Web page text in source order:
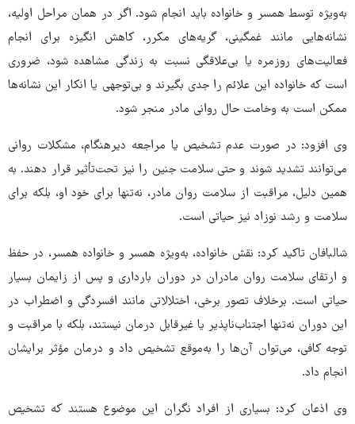
به‌ویژه توسط همسر و خانواده باید انجام شود. اگر در همان مراحل اولیه،
نشانه‌هایی مانند غمگینی، گریه‌های مکرر، کاهش انگیزه برای انجام
فعالیت‌های روزمره یا بی‌علاقگی نسبت به زندگی مشاهده شود، ضروری
است که خانواده این علائم را جدی بگیرند و بی‌توجهی یا انکار این نشانه‌ها
ممکن است به وخامت حال روانی مادر منجر شود.
وی افزود: در صورت عدم تشخیص یا مراجعه دیرهنگام، مشکلات روانی
می‌توانند تشدید شوند و حتی سلامت جنین را نیز تحت‌تأثیر قرار دهند. به
همین دلیل، مراقبت از سلامت روان مادر، نه‌تنها برای خود او، بلکه برای
سلامت و رشد نوزاد نیز حیاتی است.‌
شالبافان تاکید کرد: نقش خانواده، به‌ویژه همسر و خانواده همسر، در حفظ
و ارتقای سلامت روان مادران در دوران بارداری و پس از زایمان بسیار
حیاتی است. برخلاف تصور برخی، اختلالاتی مانند افسردگی و اضطراب در
این دوران نه‌تنها اجتناب‌ناپذیر یا غیرقابل درمان نیستند، بلکه با مراقبت و
توجه کافی، می‌توان آن‌ها را به‌موقع تشخیص داد و درمان مؤثر برایشان
انجام داد.
وی اذعان کرد: بسیاری از افراد نگران این موضوع هستند که تشخیص